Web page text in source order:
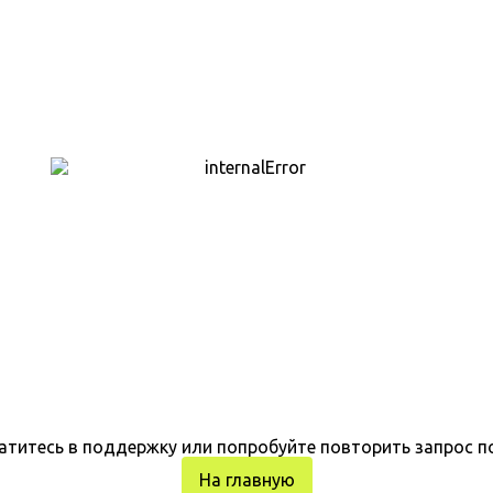
в поддержку или попробуйте повторить запрос
На главную